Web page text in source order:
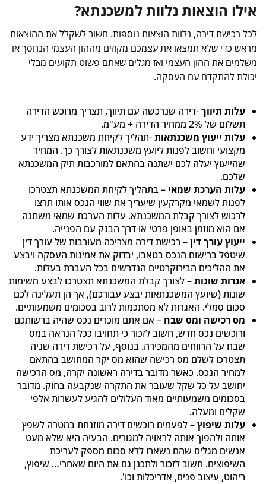
אילו הוצאות נלוות למשכנתא?
לכל רכישת דירה, נלוות הוצאות נוספות. חשוב לשקלל את ההוצאות
מראש כדי שלא תמצאו את עצמכם מקזזים מההון העצמי הנחסך או
משלמים את ההון העצמי ואז מגלים שאתם פשוט תקועים מבלי
יכולת להתקדם עם העסקה.
עלות תיווך-דירה שנרכשה עם תיווך, תצריך מרוכש הדירה
תשלום של 2% ממחיר הדירה + מע"מ.
עלות ייעוץ משכנתאות-תהליך לקיחת משכנתא מצריך ידע
מקצועי וחשוב לפנות ליועץ משכנתאות לצורך כך. המחיר
שהייעוץ יעלה לכם ישתנה בהתאם למורכבות תיק המשכנתא
שלכם.
עלות הערכת שמאי – בתהליך לקיחת המשכנתא תצטרכו
לפנות לשמאי מקרקעין שיעריך את שווי הנכס אותו תרצו
לרכוש לצורך קבלת המשכנתא. עלות הערכת שמאי משתנה
אם הוא מוזמן באופן פרטי או דרך הבנק עם הפנייה.
ייעוץ עורך דין– רכישת דירה מצריכה מעורבות של עורך דין
שיטפל ברישום הנכס בטאבו, יבדוק את אמינות העסקה ויבצע
את ההליכים הבירוקרטיים הנדרשים בכל העברת בעלות.
אגרות שונות– לצורך קבלת המשכנתא תצטרכו לבצע משימות
שונות (שיועץ המשכנתאות יבצע עבורכם), אך הן תעלינה לכם
סכום סמלי. האגרות לא מסתכמות לרוב בסכומים משמעותיים.
מס רכישה ומס שבח – אם אתם מוכרים נכס שהיה ברשותכם
ורוכשים נכס חדש, חשוב לזכור כי תחויבו ככל הנראה במס
שבח על הרווחים מהמכירה. בנוסף, על רכישת דירה שניה
תצטרכו לשלם מס רכישה שהוא מס יקר המחושב בהתאם
למחיר הנכס. כאשר מדובר בדירה ראשונה יקרה, מס הרכישה
יחושב על כל שקל שעובר את התקרה שנקבעה בחוק. מדובר
בסכומים משמעותיים מאוד העלולים להגיע לעשרות אלפי
שקלים ומעלה.
עלות שיפוץ– לפעמים רוכשים דירה מוזנחת במטרה לשפץ
אותה ולהפוך אותה לראויה למגורים. הבעיה היא שלא מעט
אנשים מגלים שהם נשארו ללא סכום מספק לעריכת
השיפוצים. חשוב לזכור ולתכנן גם את היום שאחרי… שיפוץ,
ריהוט, עיצוב פנים, אדריכלות וכו'.